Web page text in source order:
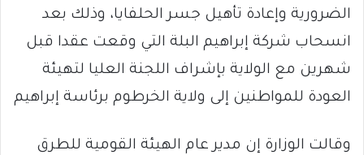
الضرورية وإعادة تأهيل جسر الحلفايا، وذلك بعد
انسحاب شركة إبراهيم البلة التي وقعت عقدا قبل
شهرين مع الولاية بإشراف اللجنة العليا لتهيئة
العودة للمواطنين إلى ولاية الخرطوم برئاسة إبراهيم
وقالت الوزارة إن مدير عام الهيئة القومية للطرق